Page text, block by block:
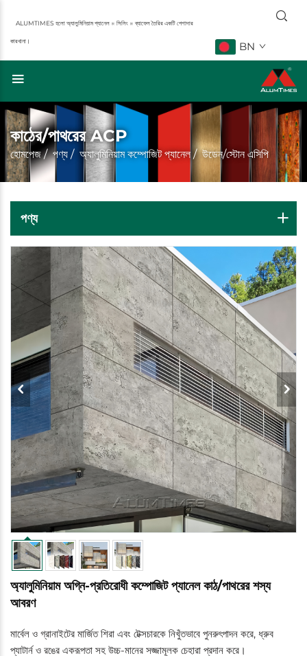
ALUMTIMES হলো অ্যালুমিনিয়াম প্যানেল ※ সিলিং ※ ব্যাফেল তৈরির একটি পেশাদার
কারখানা। BN
কাঠের/পাথরের ACP
হোমপেজ/পণ্য / অ্যালুমিনিয়াম কম্পোজিট প্যানেল /উডেন/স্টোন এসিপি
পণ্য
অ্যালুমিনিয়াম অগ্নি-প্রতিরোধী কম্পোজিট প্যানেল কাঠ/পাথরের শস্য
আবরণ
মার্বেল ও গ্রানাইটের মার্জিত শিরা এবং টেক্সচারকে নিখুঁতভাবে পুনরুৎপাদন করে, ধ্রুব
প্যাটার্ন ও রঙের একরূপতা সহ উচ্চ-মানের সজ্জামূলক চেহারা প্রদান করে।